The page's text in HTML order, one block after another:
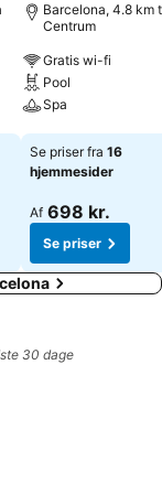
Barcelona, 4.8 km
Centrum
Gratis wi-fi
Pool
Spa
Se priser
Se priser fra 16
hjemmesider
Af 698 kr.
Se priser
30 dage